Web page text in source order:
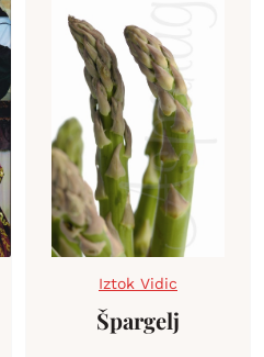
Iztok Vidic
Špargelj